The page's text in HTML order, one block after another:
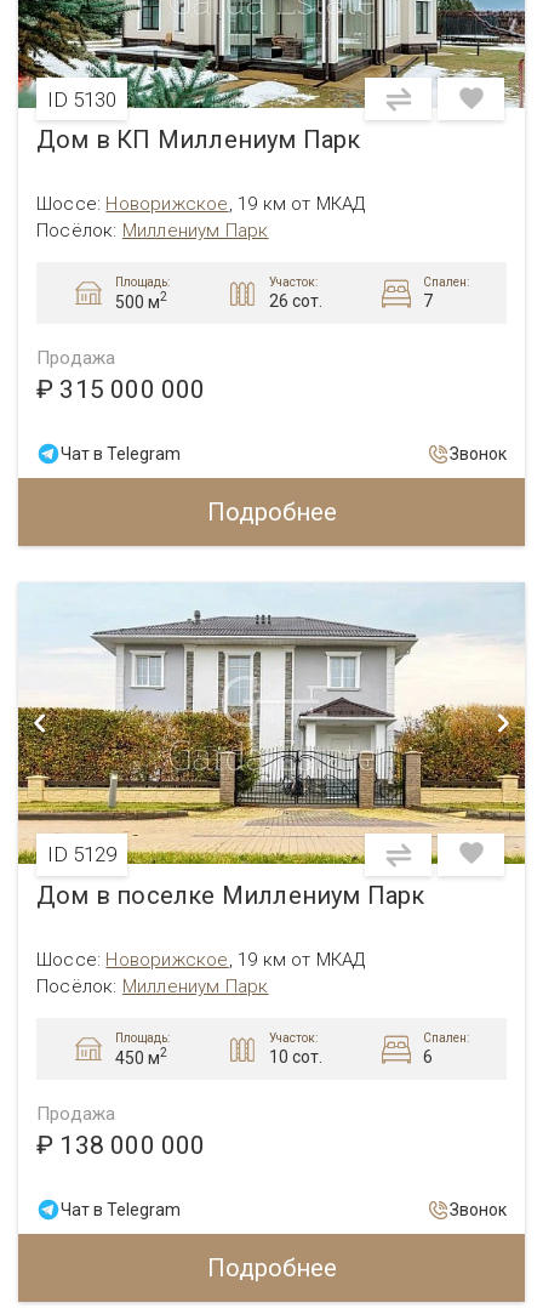
ID 5130
Дом в КП Миллениум Парк
Шоссе: Новорижское, 19 км от МКАД
Посёлок: Миллениум Парк
Площадь:
500 м2
Участок:
26 сот.
Спален:
7
Продажа
₽ 315 000 000
Чат в Telegram Звонок
Подробнее
ID 5129
Дом в поселке Миллениум Парк
Шоссе: Новорижское, 19 км от МКАД
Посёлок: Миллениум Парк
Площадь:
450 м2
Участок:
10 сот.
Спален:
6
Продажа
₽ 138 000 000
Чат в Telegram Звонок
Подробнее